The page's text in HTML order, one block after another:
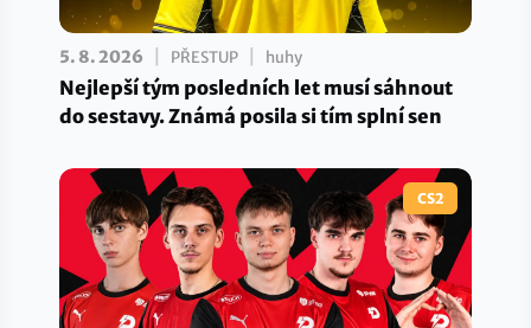
5. 8. 2026 PŘESTUP huhy
Nejlepší tým posledních let musí sáhnout
do sestavy. Známá posila si tím splní sen
CS2